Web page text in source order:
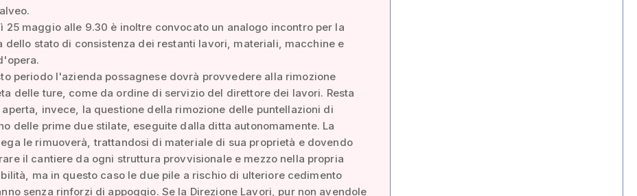
25 maggio alle 9.30 è inoltre convocato un analogo incontro per la
dello stato di consistenza dei restanti lavori, materiali, macchine e
periodo l'azienda possagnese dovrà provvedere alla rimozione
delle ture, come da ordine di servizio del direttore dei lavori. Resta
aperta, invece, la questione della rimozione delle puntellazioni di
delle prime due stilate, eseguite dalla ditta autonomamente. La
le rimuoverà, trattandosi di materiale di sua proprietà e dovendo
il cantiere da ogni struttura provvisionale e mezzo nella propria
ma in questo caso le due pile a rischio di ulteriore cedimento
senza rinforzi di appoggio. Se la Direzione Lavori, pur non avendole